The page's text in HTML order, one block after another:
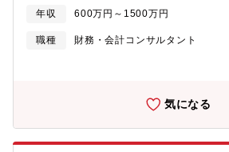
事制度設計支援・グローバル人事実現に向
定・役員人事制度の改定【仕事の魅力・や
ス】・組織運営の根幹となる人財に関して
けでなく、官公庁や社会の目線での提言が
に、NRIコンサルティング事業本部に所属
と密にコワークすることによる、事業に精
ァイナンスサービスを強みとしています。
ービスを展開しています。【募集職種の期
と。・プロフェッショナルとして謙虚で勤
ムのためにリーダーシップを発揮できるこ
しいコンサルタントと互いに尊重し合いな
と。・弊社の使命である「新しい社会のパ
年収 600万円～1500万円
職種
財務・会計コンサルタント
気になる